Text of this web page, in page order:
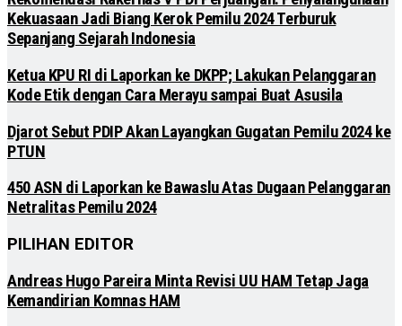
Kekuasaan Jadi Biang Kerok Pemilu 2024 Terburuk
Sepanjang Sejarah Indonesia
Ketua KPU RI di Laporkan ke DKPP; Lakukan Pelanggaran
Kode Etik dengan Cara Merayu sampai Buat Asusila
Djarot Sebut PDIP Akan Layangkan Gugatan Pemilu 2024 ke
PTUN
450 ASN di Laporkan ke Bawaslu Atas Dugaan Pelanggaran
Netralitas Pemilu 2024
PILIHAN EDITOR
Andreas Hugo Pareira Minta Revisi UU HAM Tetap Jaga
Kemandirian Komnas HAM